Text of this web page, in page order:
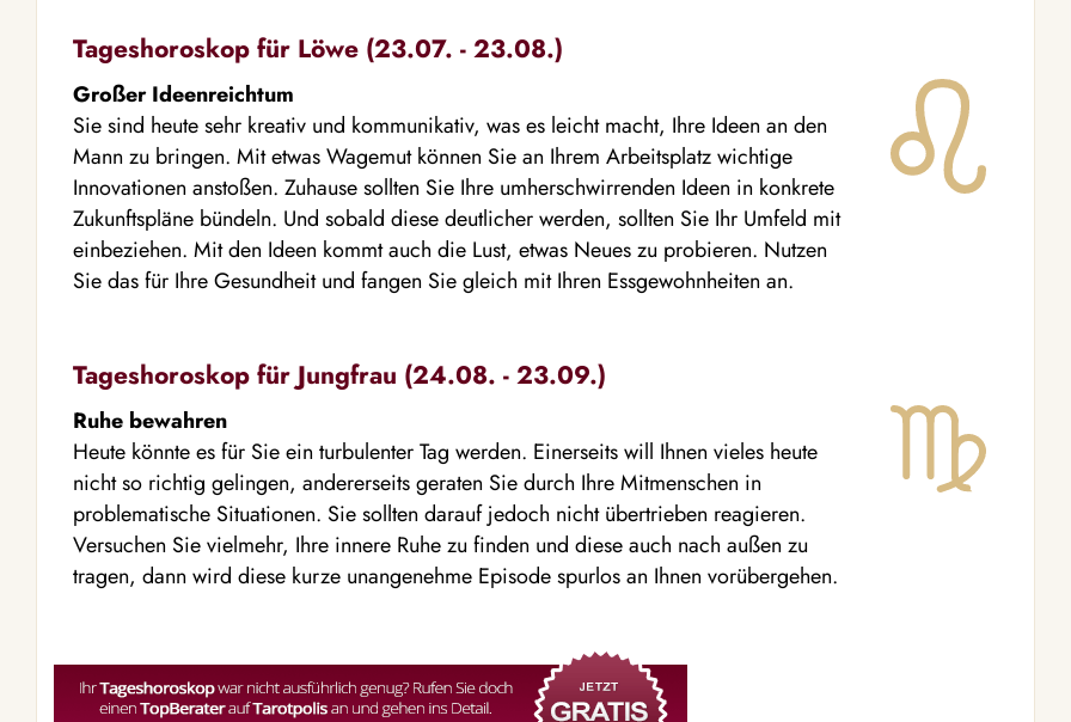
Tageshoroskop für Löwe (23.07. - 23.08.)
Großer Ideenreichtum
Sie sind heute sehr kreativ und kommunikativ, was es leicht macht, Ihre Ideen an den
Mann zu bringen. Mit etwas Wagemut können Sie an Ihrem Arbeitsplatz wichtige
Innovationen anstoßen. Zuhause sollten Sie Ihre umherschwirrenden Ideen in konkrete
Zukunftspläne bündeln. Und sobald diese deutlicher werden, sollten Sie Ihr Umfeld mit
einbeziehen. Mit den Ideen kommt auch die Lust, etwas Neues zu probieren. Nutzen
Sie das für Ihre Gesundheit und fangen Sie gleich mit Ihren Essgewohnheiten an.
Tageshoroskop für Jungfrau (24.08. - 23.09.)
Ruhe bewahren
Heute könnte es für Sie ein turbulenter Tag werden. Einerseits will Ihnen vieles heute
nicht so richtig gelingen, andererseits geraten Sie durch Ihre Mitmenschen in
problematische Situationen. Sie sollten darauf jedoch nicht übertrieben reagieren.
Versuchen Sie vielmehr, Ihre innere Ruhe zu finden und diese auch nach außen zu
tragen, dann wird diese kurze unangenehme Episode spurlos an Ihnen vorübergehen.